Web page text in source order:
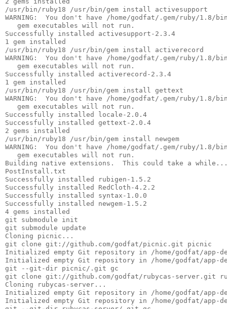
/usr/bin/ruby18 /usr/bin/gem install activesupport
WARNING:  You don't have /home/godfat/.gem/ruby/1.8/
   gem executables will not run.
Successfully installed activesupport-2.3.4
1 gem installed
/usr/bin/ruby18 /usr/bin/gem install activerecord
WARNING:  You don't have /home/godfat/.gem/ruby/1.8/
   gem executables will not run.
Successfully installed activerecord-2.3.4
1 gem installed
/usr/bin/ruby18 /usr/bin/gem install gettext
WARNING:  You don't have /home/godfat/.gem/ruby/1.8/
   gem executables will not run.
Successfully installed locale-2.0.4
Successfully installed gettext-2.0.4
2 gems installed
/usr/bin/ruby18 /usr/bin/gem install newgem
WARNING:  You don't have /home/godfat/.gem/ruby/1.8/
   gem executables will not run.
Building native extensions.  This could take a
PostInstall.txt
Successfully installed rubigen-1.5.2
Successfully installed RedCloth-4.2.2
Successfully installed syntax-1.0.0
Successfully installed newgem-1.5.2
4 gems installed
git submodule init
git submodule update
Cloning picnic...
git clone git://github.com/godfat/picnic.git picnic
Initialized empty Git repository in /home/godfat/app-
Initialized empty Git repository in /home/godfat/app-
git --git-dir picnic/.git gc
git clone git://github.com/godfat/rubycas-server.git
Cloning rubycas-server...
Initialized empty Git repository in /home/godfat/app-
Initialized empty Git repository in /home/godfat/app-